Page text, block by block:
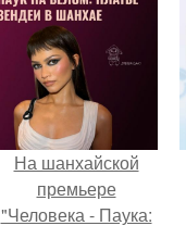
На шанхайской
премьере
"Человека - Паука: